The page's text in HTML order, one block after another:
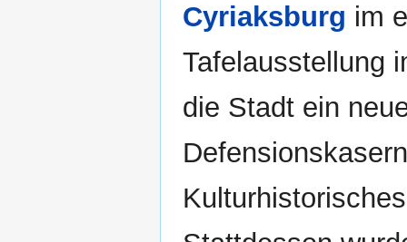
Cyriaksburg im
Tafelausstellung
die Stadt ein